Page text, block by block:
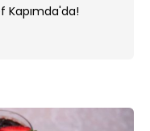
Kapımda'da!